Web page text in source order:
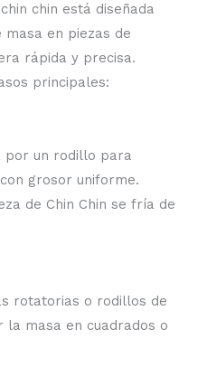
chin está diseñada
en piezas de
rápida y precisa.
principales:
por un rodillo para
grosor uniforme.
de Chin Chin se fría de
rotatorias o rodillos de
masa en cuadrados o